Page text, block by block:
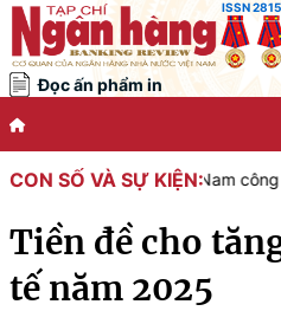
ISSN
Đọc ấn phẩm in
CON SỐ VÀ SỰ KIỆN:
nước Việt Nam công bố tỉ giá
Tiền đề cho
tế năm 2025